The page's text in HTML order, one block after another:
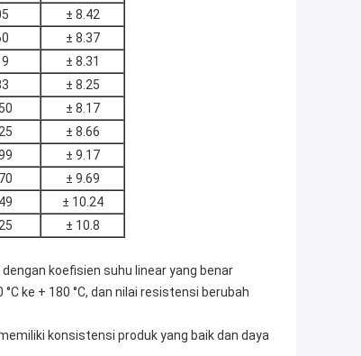
± 8.42
± 8.37
± 8.31
± 8.25
± 8.17
± 8.66
± 9.17
± 9.69
± 10.24
± 10.8
koefisien suhu linear yang benar
ke + 180 °C, dan nilai resistensi berubah
konsistensi produk yang baik dan daya